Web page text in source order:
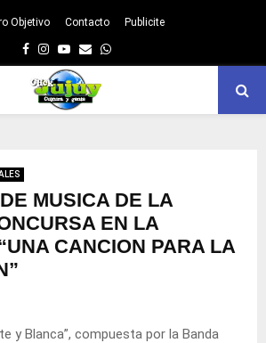
Objetivo Contacto Publicite
Facebook
Instagram
Youtube
EmailWhatsapp
MUSICA DE LA
EN LA
CANCION PARA LA
y Blanca”, compuesta por la Banda